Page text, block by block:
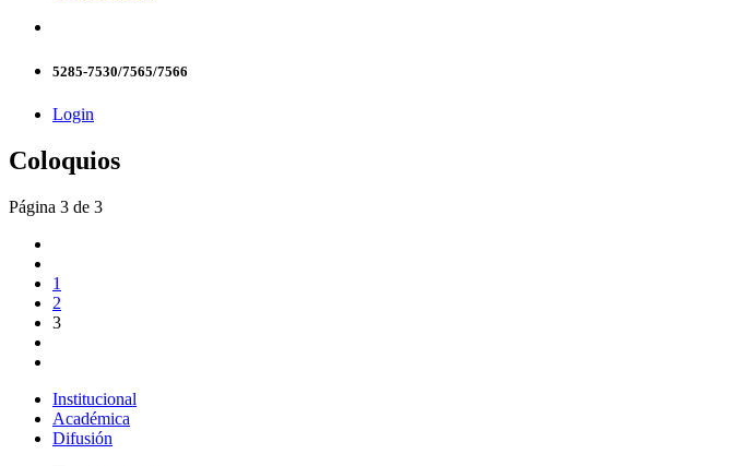
5285-7530/7565/7566
Login
Coloquios
Página 3 de 3
1
2
3
Institucional
Académica
Difusión